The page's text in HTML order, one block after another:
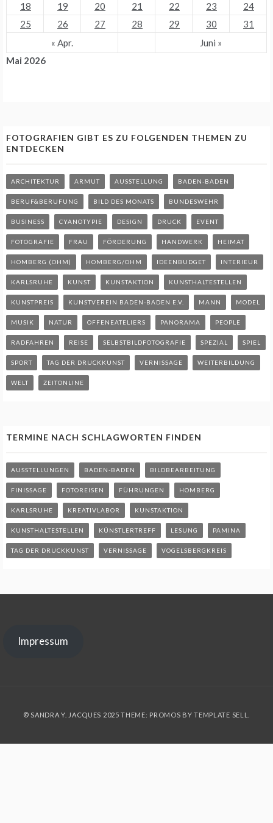
Mai 2026
18
19 20 21 22 23
24
25
26 27 28 29 30
31
« Apr.
Juni »
FOTOGRAFIEN GIBT ES ZU FOLGENDEN THEMEN ZU
ENTDECKEN
ARCHITEKTUR ARMUT AUSSTELLUNG BADEN-BADEN
BERUF&BERUFUNG BILD DES MONATS BUNDESWEHR
BUSINESS CYANOTYPIE DESIGN DRUCK EVENT
FOTOGRAFIE FRAU FÖRDERUNG HANDWERK HEIMAT
HOMBERG (OHM) HOMBERG/OHM IDEENBUDGET INTERIEUR
KARLSRUHE KUNST KUNSTAKTION KUNSTHALTESTELLEN
KUNSTPREIS KUNSTVEREIN BADEN-BADEN E.V. MANN MODEL
MUSIK NATUR OFFENEATELIERS PANORAMA PEOPLE
RADFAHREN REISE SELBSTBILDFOTOGRAFIE SPEZIAL SPIEL
SPORT TAG DER DRUCKKUNST VERNISSAGE WEITERBILDUNG
WELT ZEITONLINE
TERMINE NACH SCHLAGWORTEN FINDEN
AUSSTELLUNGEN BADEN-BADEN BILDBEARBEITUNG
FINISSAGE FOTOREISEN FÜHRUNGEN HOMBERG
KARLSRUHE KREATIVLABOR KUNSTAKTION
KUNSTHALTESTELLEN KÜNSTLERTREFF LESUNG PAMINA
TAG DER DRUCKKUNST VERNISSAGE VOGELSBERGKREIS
Impressum
© SANDRA Y. JACQUES 2025 THEME: PROMOS BYTEMPLATE SELL